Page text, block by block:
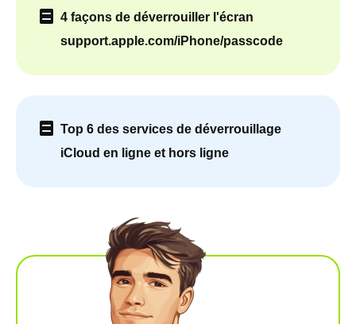
4 façons de déverrouiller l'écran
support.apple.com/iPhone/passcode
Top 6 des services de déverrouillage
iCloud en ligne et hors ligne